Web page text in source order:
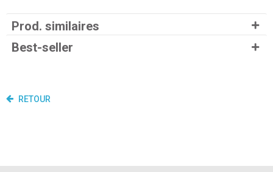
Prod. similaires
Best-seller
RETOUR